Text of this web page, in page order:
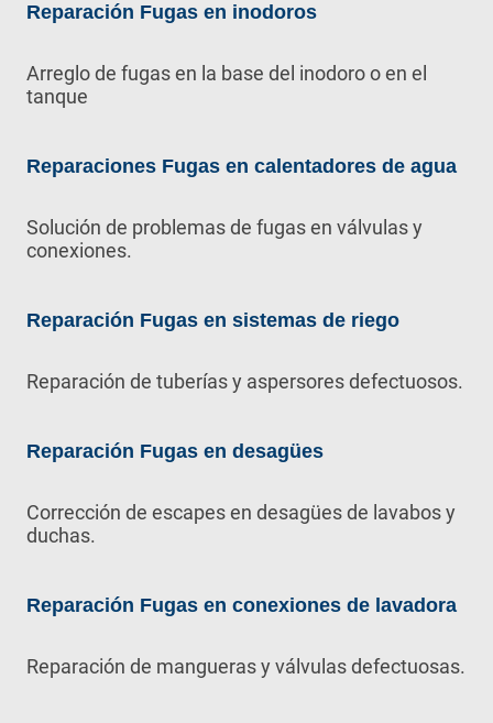
Reparación Fugas en inodoros
Arreglo de fugas en la base del inodoro o en el
tanque
Reparaciones Fugas en calentadores de agua
Solución de problemas de fugas en válvulas y
conexiones.
Reparación Fugas en sistemas de riego
Reparación de tuberías y aspersores defectuosos.
Reparación Fugas en desagües
Corrección de escapes en desagües de lavabos y
duchas.
Reparación Fugas en conexiones de lavadora
Reparación de mangueras y válvulas defectuosas.